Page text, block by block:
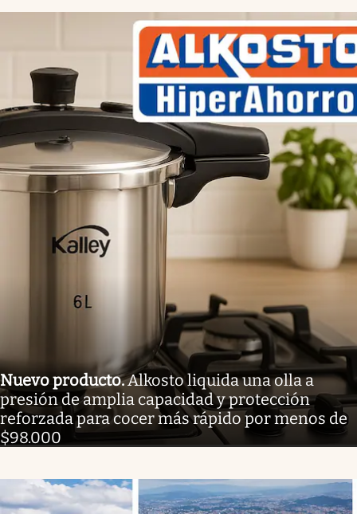
Nuevo producto.Alkosto liquida una olla a
presión de amplia capacidad y protección
reforzada para cocer más rápido por menos de
$98.000